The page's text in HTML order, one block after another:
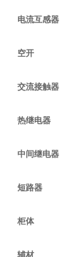
电流互感器
空开
交流接触器
热继电器
中间继电器
短路器
柜体
辅材